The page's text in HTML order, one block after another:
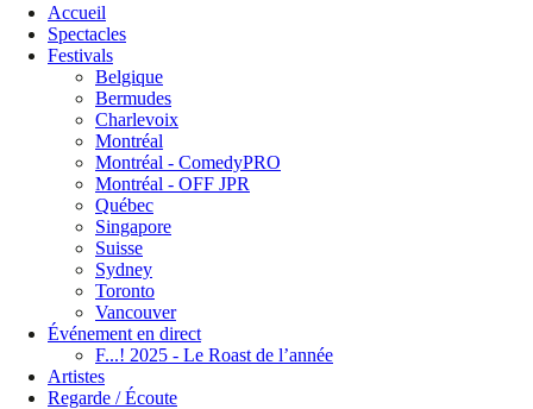
Accueil
Spectacles
Festivals
Belgique
Bermudes
Charlevoix
Montréal
Montréal - ComedyPRO
Montréal - OFF JPR
Québec
Singapore
Suisse
Sydney
Toronto
Vancouver
Événement en direct
F...! 2025 - Le Roast de l’année
Artistes
Regarde / Écoute